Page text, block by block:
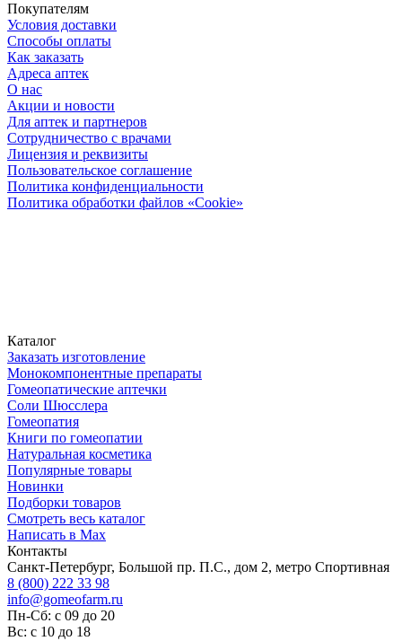
Покупателям
Условия доставки
Способы оплаты
Как заказать
Адреса аптек
О нас
Акции и новости
Для аптек и партнеров
Сотрудничество с врачами
Лицензия и реквизиты
Пользовательское соглашение
Политика конфиденциальности
Политика обработки файлов «Cookie»
Каталог
Заказать изготовление
Монокомпонентные препараты
Гомеопатические аптечки
Соли Шюсслера
Гомеопатия
Книги по гомеопатии
Натуральная косметика
Популярные товары
Новинки
Подборки товаров
Смотреть весь каталог
Написать в Max
Контакты
Санкт-Петербург, Большой пр. П.С., дом 2, метро Спортивная
8 (800) 222 33 98
info@gomeofarm.ru
Пн-Сб: с 09 до 20
Вс: с 10 до 18